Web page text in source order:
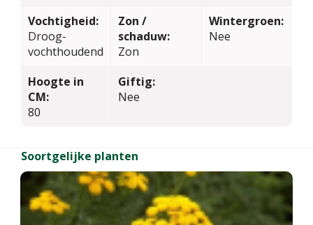
Vochtigheid:
Droog-
vochthoudend
Zon /
schaduw:
Zon
Wintergroen:
Nee
Hoogte in
CM:
80
Giftig:
Nee
Soortgelijke planten